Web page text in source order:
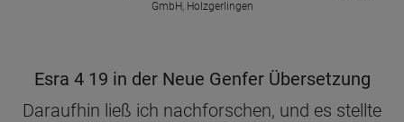
GmbH, Holzgerlingen
Esra 4 19 in der Neue Genfer Übersetzung
Daraufhin ließ ich nachforschen, und es stellte